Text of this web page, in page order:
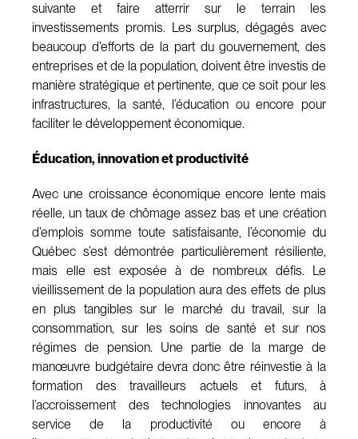
suivante et faire atterrir sur le terrain les
investissements promis. Les surplus, dégagés avec
beaucoup d’efforts de la part du gouvernement, des
entreprises et de la population, doivent être investis de
manière stratégique et pertinente, que ce soit pour les
infrastructures, la santé, l’éducation ou encore pour
faciliter le développement économique.
Éducation, innovation et productivité
Avec une croissance économique encore lente mais
réelle, un taux de chômage assez bas et une création
d’emplois somme toute satisfaisante, l’économie du
Québec s’est démontrée particulièrement résiliente,
mais elle est exposée à de nombreux défis. Le
vieillissement de la population aura des effets de plus
en plus tangibles sur le marché du travail, sur la
consommation, sur les soins de santé et sur nos
régimes de pension. Une partie de la marge de
manœuvre budgétaire devra donc être réinvestie à la
formation des travailleurs actuels et futurs, à
l’accroissement des technologies innovantes au
service de la productivité ou encore à